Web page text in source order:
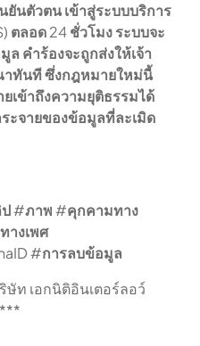
ยันตัวตนเข้าสู่ระบบบริการ
ตลอด24ชั่วโมงระบบจะ
ล คำร้องจะถูกส่งให้เจ้า
าทันทีซึ่งกฎหมายใหม่นี้
ยเข้าถึงความยุติธรรมได้
ะจายของข้อมูลที่ละเมิด
#ภาพ#คุกคามทาง
างเพศ
#การลบข้อมูล
ท เอกนิติอินเตอร์ลอว์